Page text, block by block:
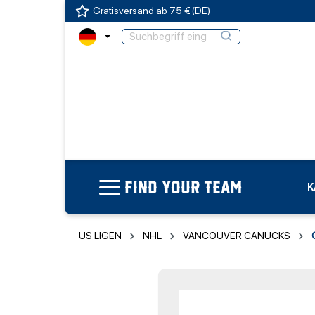
Gratisversand ab 75 € (DE)
FIND YOUR TEAM
US LIGEN NHL VANCOUVER CANUCKS